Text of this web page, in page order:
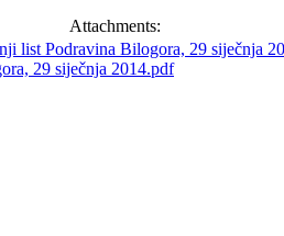
Attachments:
29 siječnja 2014.pdf